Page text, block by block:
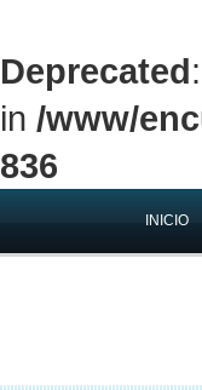
Deprecated
in /www/
836
INICIO